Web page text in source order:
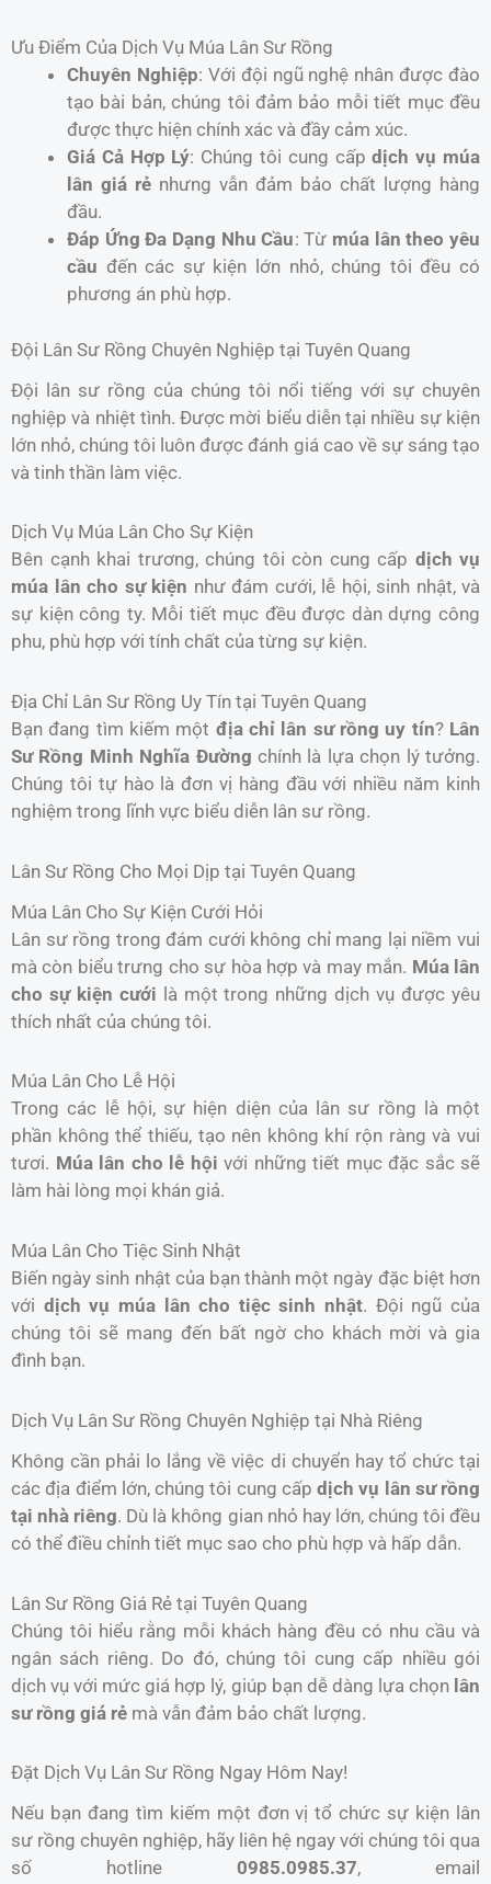
Ưu Điểm Của Dịch Vụ Múa Lân Sư Rồng
Chuyên Nghiệp: Với đội ngũ nghệ nhân được đào
tạo bài bản, chúng tôi đảm bảo mỗi tiết mục đều
được thực hiện chính xác và đầy cảm xúc.
Giá Cả Hợp Lý: Chúng tôi cung cấpdịch vụ múa
lân giá rẻ nhưng vẫn đảm bảo chất lượng hàng
đầu.
Đáp Ứng Đa Dạng Nhu Cầu: Từ múa lân theo yêu
cầu đến các sự kiện lớn nhỏ, chúng tôi đều có
phương án phù hợp.
Đội Lân Sư Rồng Chuyên Nghiệp tại Tuyên Quang
Đội lân sư rồng của chúng tôi nổi tiếng với sự chuyên
nghiệp và nhiệt tình. Được mời biểu diễn tại nhiều sự kiện
lớn nhỏ, chúng tôi luôn được đánh giá cao về sự sáng tạo
và tinh thần làm việc.
Dịch Vụ Múa Lân Cho Sự Kiện
Bên cạnh khai trương, chúng tôi còn cung cấp dịch vụ
múa lân cho sự kiện như đám cưới, lễ hội, sinh nhật, và
sự kiện công ty. Mỗi tiết mục đều được dàn dựng công
phu, phù hợp với tính chất của từng sự kiện.
Địa Chỉ Lân Sư Rồng Uy Tín tại Tuyên Quang
Bạn đang tìm kiếm một địa chỉ lân sư rồng uy tín? Lân
Sư Rồng Minh Nghĩa Đường chính là lựa chọn lý tưởng.
Chúng tôi tự hào là đơn vị hàng đầu với nhiều năm kinh
nghiệm trong lĩnh vực biểu diễn lân sư rồng.
Lân Sư Rồng Cho Mọi Dịp tại Tuyên Quang
Múa Lân Cho Sự Kiện Cưới Hỏi
Lân sư rồng trong đám cưới không chỉ mang lại niềm vui
mà còn biểu trưng cho sự hòa hợp và may mắn. Múa lân
cho sự kiện cưới là một trong những dịch vụ được yêu
thích nhất của chúng tôi.
Múa Lân Cho Lễ Hội
Trong các lễ hội, sự hiện diện của lân sư rồng là một
phần không thể thiếu, tạo nên không khí rộn ràng và vui
tươi. Múa lân cho lễ hội với những tiết mục đặc sắc sẽ
làm hài lòng mọi khán giả.
Múa Lân Cho Tiệc Sinh Nhật
Biến ngày sinh nhật của bạn thành một ngày đặc biệt hơn
với dịch vụ múa lân cho tiệc sinh nhật. Đội ngũ của
chúng tôi sẽ mang đến bất ngờ cho khách mời và gia
đình bạn.
Dịch Vụ Lân Sư Rồng Chuyên Nghiệp tại Nhà Riêng
Không cần phải lo lắng về việc di chuyển hay tổ chức tại
các địa điểm lớn, chúng tôi cung cấp dịch vụ lân sư rồng
tại nhà riêng. Dù là không gian nhỏ hay lớn, chúng tôi đều
có thể điều chỉnh tiết mục sao cho phù hợp và hấp dẫn.
Lân Sư Rồng Giá Rẻ tại Tuyên Quang
Chúng tôi hiểu rằng mỗi khách hàng đều có nhu cầu và
ngân sách riêng. Do đó, chúng tôi cung cấp nhiều gói
dịch vụ với mức giá hợp lý, giúp bạn dễ dàng lựa chọn lân
sư rồng giá rẻ mà vẫn đảm bảo chất lượng.
Đặt Dịch Vụ Lân Sư Rồng Ngay Hôm Nay!
Nếu bạn đang tìm kiếm một đơn vị tổ chức sự kiện lân
sư rồng chuyên nghiệp, hãy liên hệ ngay với chúng tôi qua
số hotline 0985.0985.37, email